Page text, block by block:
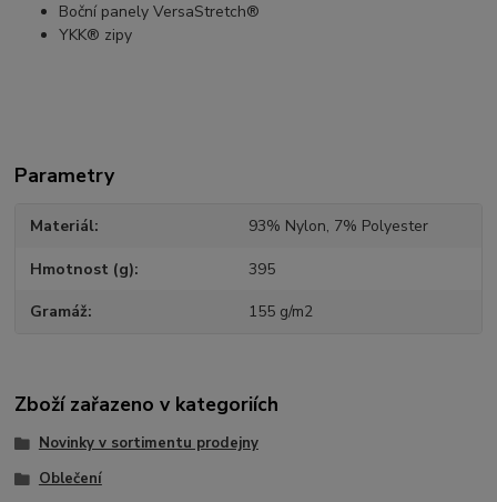
Boční panely VersaStretch®
YKK® zipy
Parametry
Materiál 93% Nylon, 7% Polyester
Hmotnost (g) 395
Gramáž 155 g/m2
Zboží zařazeno v kategoriích
Novinky v sortimentu prodejny
Oblečení